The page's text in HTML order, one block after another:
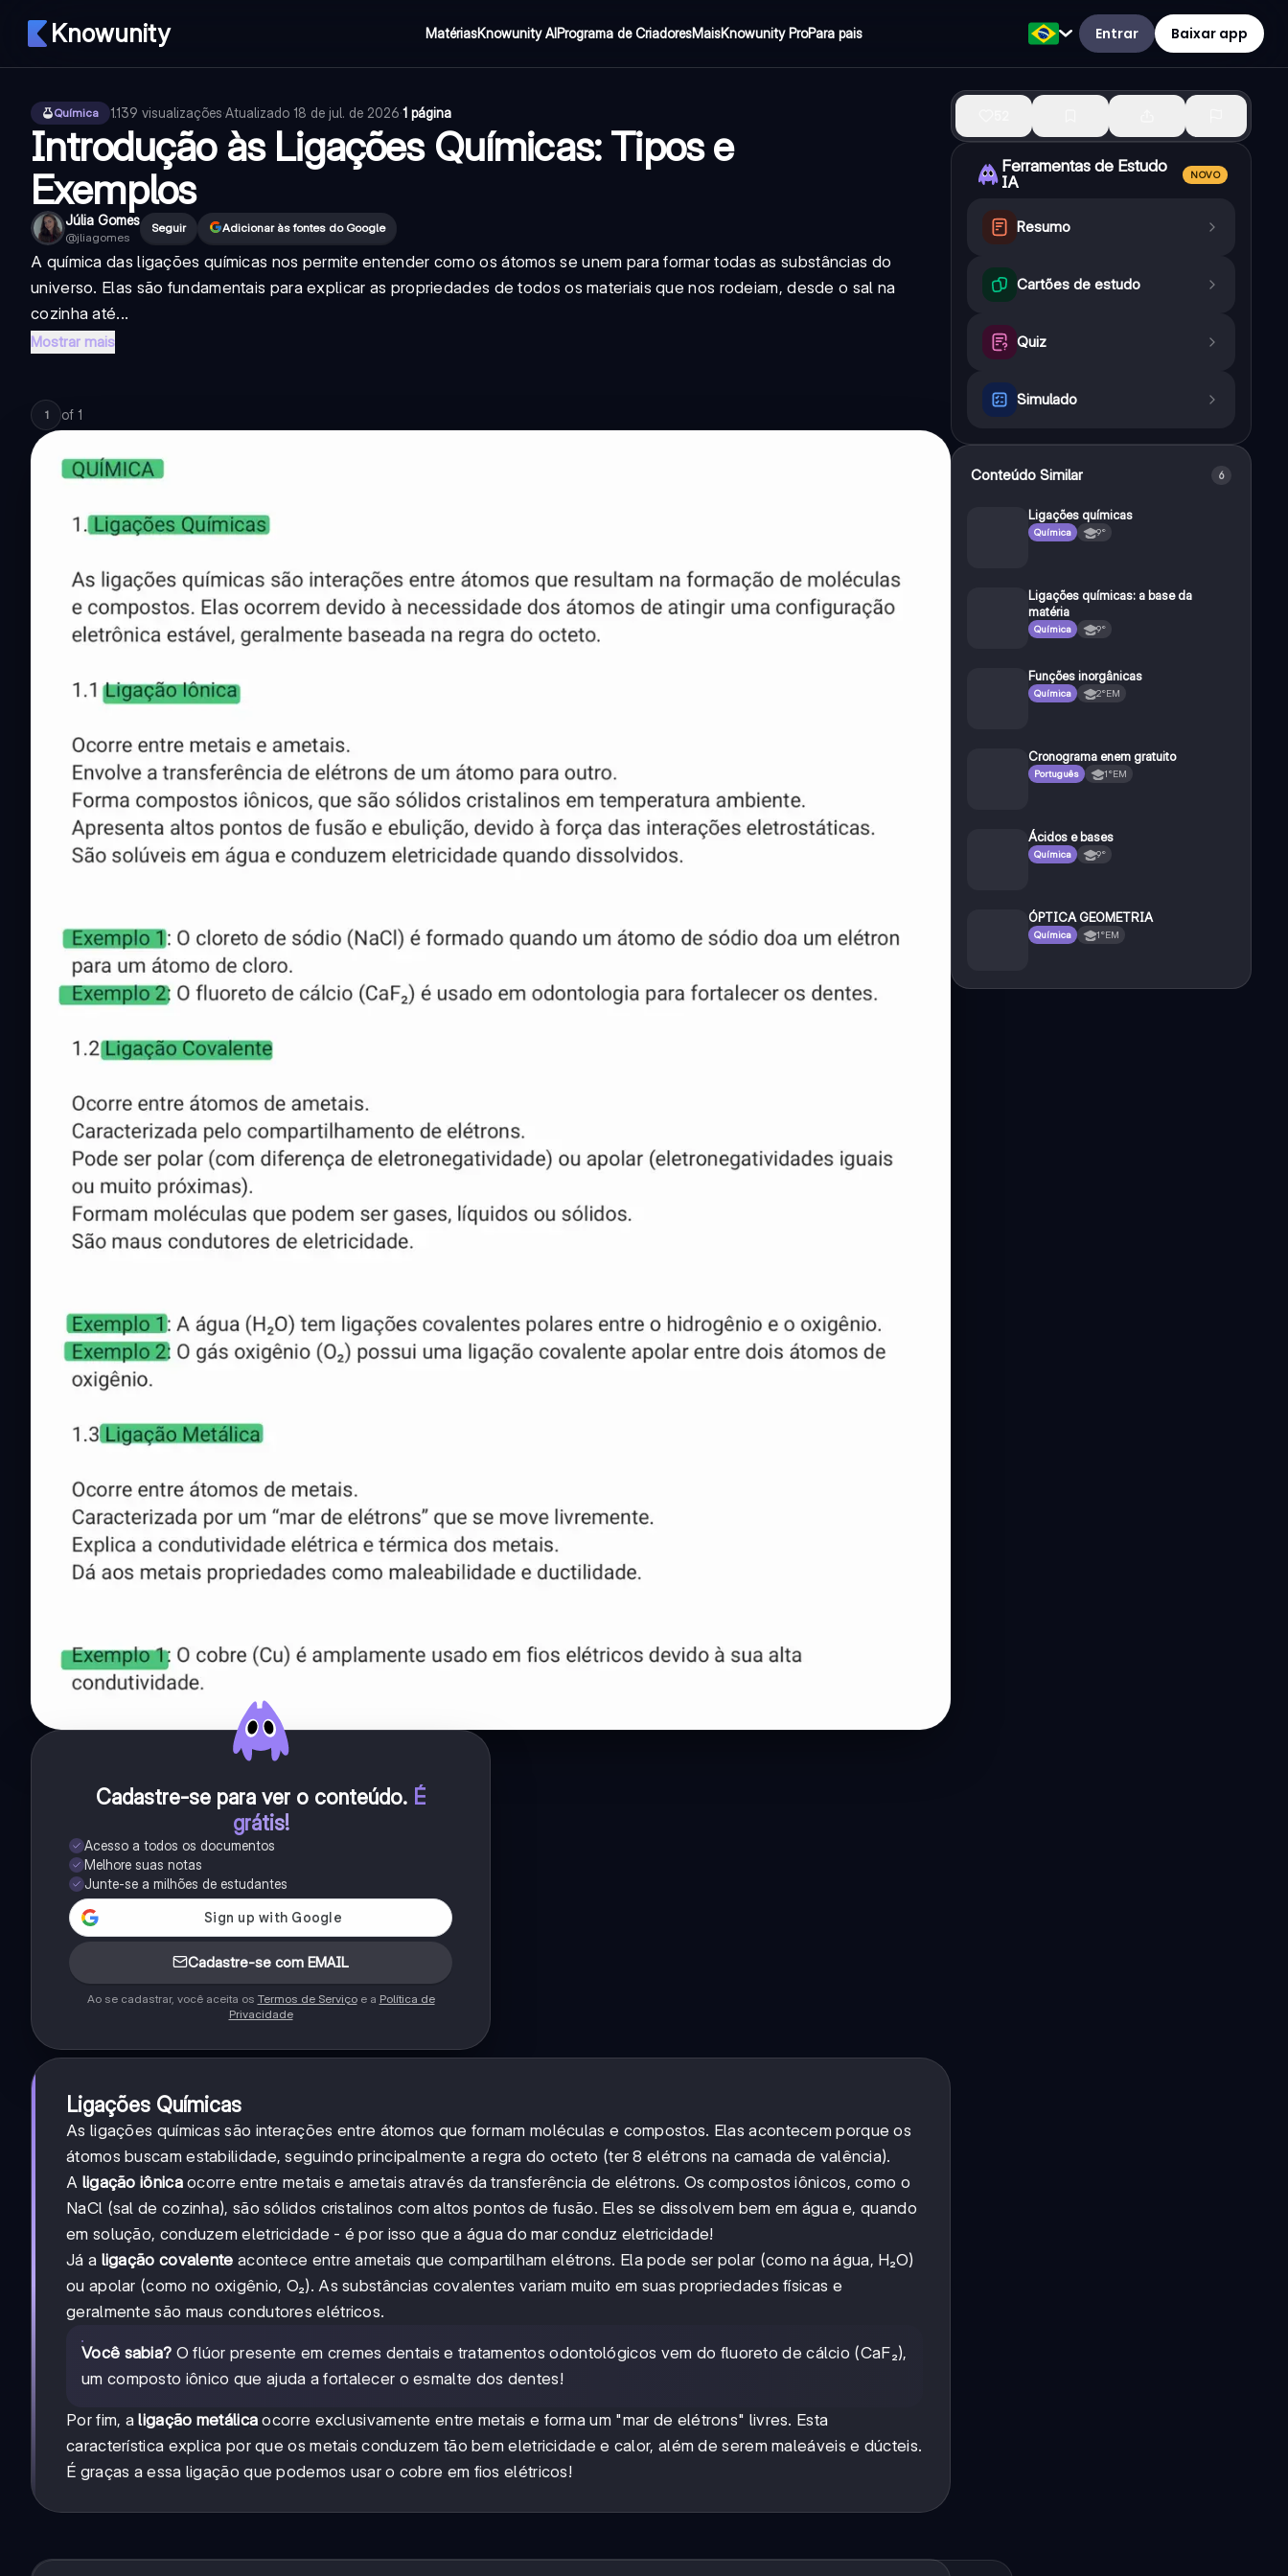
Knowunity MatériasKnowunity AIPrograma de CriadoresMaisKnowunity ProPara pais Entrar Baixar app
Química 1.139 visualizações·Atualizado 18 de jul. de 2026·1 página
Introdução às Ligações Químicas: Tipos e
Exemplos
Júlia Gomes
@jliagomes
Seguir Adicionar às fontes do Google
A química das ligações químicas nos permite entender como os átomos se unem para formar todas as substâncias do
universo. Elas são fundamentais para explicar as propriedades de todos os materiais que nos rodeiam, desde o sal na
cozinha até...
Mostrar mais
1 of 1
Cadastre-se para ver o conteúdo. É
grátis!
Acesso a todos os documentos
Melhore suas notas
Junte-se a milhões de estudantes
Cadastre-se com EMAIL
Ao se cadastrar, você aceita os Termos de Serviçoe a Política de
Privacidade
Ligações Químicas
As ligações químicas são interações entre átomos que formam moléculas e compostos. Elas acontecem porque os
átomos buscam estabilidade, seguindo principalmente a regra do octeto (ter 8 elétrons na camada de valência).
A ligação iônicaocorre entre metais e ametais através da transferência de elétrons. Os compostos iônicos, como o
NaCl (sal de cozinha), são sólidos cristalinos com altos pontos de fusão. Eles se dissolvem bem em água e, quando
em solução, conduzem eletricidade - é por isso que a água do mar conduz eletricidade!
Já a ligação covalente acontece entre ametais que compartilham elétrons. Ela pode ser polar (como na água, H₂O)
ou apolar (como no oxigênio, O₂). As substâncias covalentes variam muito em suas propriedades físicas e
geralmente são maus condutores elétricos.
Você sabia? O flúor presente em cremes dentais e tratamentos odontológicos vem do fluoreto de cálcio (CaF₂),
um composto iônico que ajuda a fortalecer o esmalte dos dentes!
Por fim, aligação metálica ocorre exclusivamente entre metais e forma um "mar de elétrons" livres. Esta
característica explica por que os metais conduzem tão bem eletricidade e calor, além de serem maleáveis e dúcteis.
É graças a essa ligação que podemos usar o cobre em fios elétricos!
Ferramentas de Estudo
IA
NOVO
Resumo
Cartões de estudo
Quiz
Simulado
Conteúdo Similar 6
Ligações químicas
Química 9°
Ligações químicas: a base da
matéria
Química 9°
Funções inorgânicas
Química 2°EM
Cronograma enem gratuito
Português 1°EM
Ácidos e bases
Química 9°
ÓPTICA GEOMETRIA
Química 1°EM